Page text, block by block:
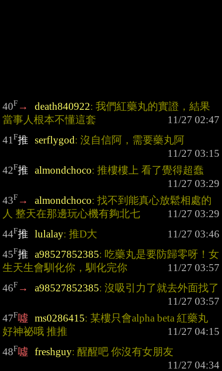
40F → death840922: 我們紅藥丸的實證，結果
當事人根本不懂這套
41F推 serflygod: 沒自信阿，需要藥丸阿
42F推 almondchoco: 推樓樓上 看了覺得超蠢
43F → almondchoco: 找不到能真心放鬆相處的
人 整天在那邊玩心機有夠北七
44F推 lulalay: 推D大
45F推 a98527852385: 吃藥丸是要防歸零呀！女
生天生會馴化你，馴化完你
46F → a98527852385: 沒吸引力了就去外面找了
47F噓 ms0286415: 某樓只會alpha beta 紅藥丸
好神祕哦 推推
48F噓 freshguy: 醒醒吧 你沒有女朋友